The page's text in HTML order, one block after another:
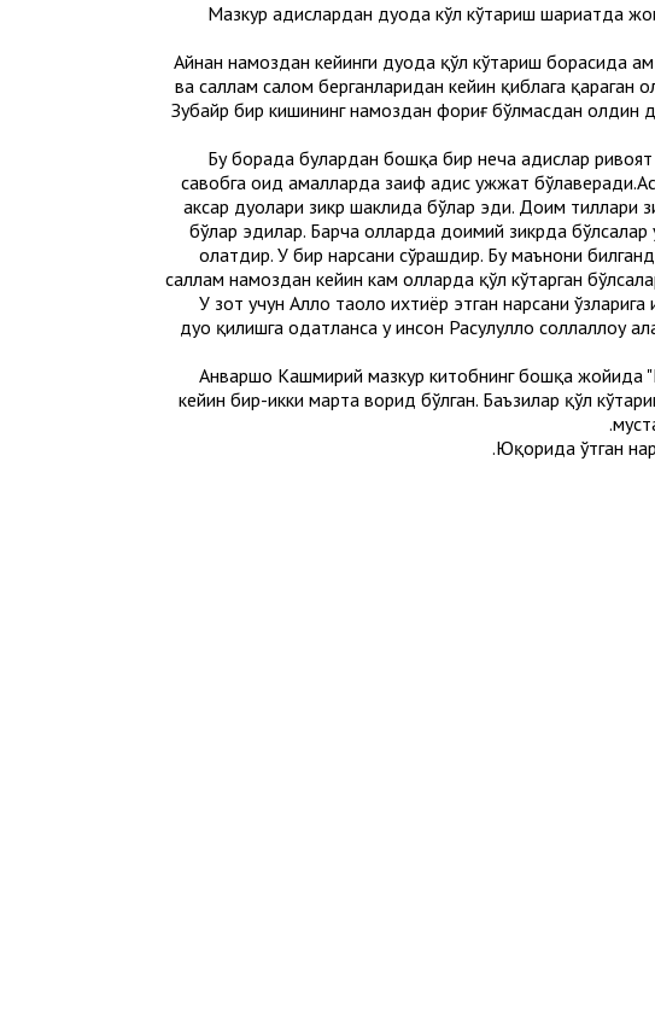
Мазкур ҳадислардан дуода кўл кўтариш шариатда
Айнан намоздан кейинги дуода қўл кўтариш борасида ҳам
ва саллам салом берганларидан кейин қиблага қараган
Зубайр бир кишининг намоздан фориғ бўлмасдан олдин
Бу борада булардан бошқа бир неча ҳадислар
савобга оид амалларда заиф ҳадис ҳужжат
аксар дуолари зикр шаклида бўлар эди. Доим тиллари
бўлар эдилар. Барча ҳолларда доимий зикрда
ҳолатдир. У бир нарсани сўрашдир. Бу маънони
саллам намоздан кейин кам ҳолларда қўл кўтарган
У зот учун Аллоҳ таоло ихтиёр этган нарсани
дуо қилишга одатланса у инсон Расулуллоҳ соллаллоҳу
Анваршоҳ Кашмирий мазкур китобнинг бошқа
кейин бир-икки марта ворид бўлган. Баъзилар қўл
Юқорида ўтган